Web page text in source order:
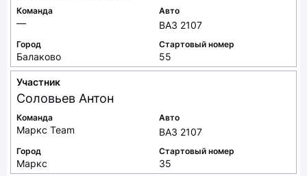
Команда
—
Авто
ВАЗ 2107
Город
Балаково
Стартовый номер
55
Участник
Соловьев Антон
Команда
Маркс Team
Авто
ВАЗ 2107
Город
Маркс
Стартовый номер
35